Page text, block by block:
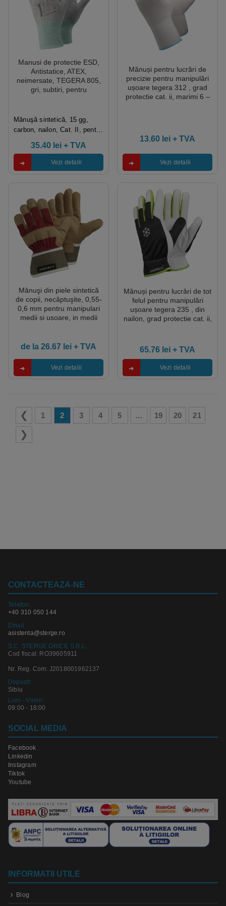
Manusi de protectie ESD,
Antistatice, ATEX,
neimersate, TEGERA 805,
gri, subtiri, pentru
Mănuşă sintetică, 15 gg,
carbon, nailon, Cat. II, pentru
35.40 lei + TVA
Vezi detalii
Mănuși pentru lucrări de
precizie pentru manipulări
ușoare tegera 312 , grad
protectie cat. ii, marimi 6 –
13.60 lei + TVA
Vezi detalii
Mănuşi din piele sintetică
de copii, necăptuşite, 0,55-
0,6 mm pentru manipulari
medii si usoare, in medii
de la 26.67 lei + TVA
Vezi detalii
Mănuși pentru lucrări de tot
felul pentru manipulări
ușoare tegera 235 , din
nailon, grad protectie cat. ii,
65.76 lei + TVA
Vezi detalii
1 2 3 4 5 … 19 20 21
CONTACTEAZA-NE
Telefon:
+40 310 050 144
Email
asistenta@sterge.ro
S.C. STERGE ORICE S.R.L.
Cod fiscal: RO39605911
Nr. Reg. Com: J2018001962137
Depozit:
Sibiu
Luni - Vineri:
09:00 - 18:00
SOCIAL MEDIA
Facebook
Linkedin
Instagram
Tiktok
Youtube
INFORMATII UTILE
Blog